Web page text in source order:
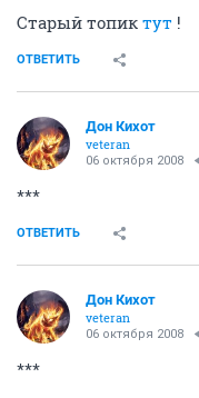
Старый топик тут !
ОТВЕТИТЬ
Дон Кихот
veteran
06 октября 2008
***
ОТВЕТИТЬ
Дон Кихот
veteran
06 октября 2008
***